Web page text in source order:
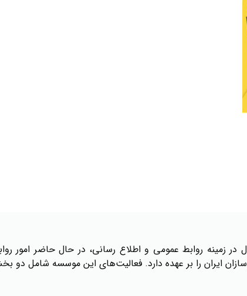
در زمینه روابط عمومی و اطلاع رسانی، در حال حاضر امور
ایران را بر عهده دارد. فعالیت‌های این موسسه شامل دو